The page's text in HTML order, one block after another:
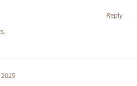
Reply